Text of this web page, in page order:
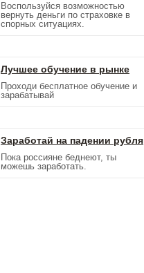
Воспользуйся возможностью
вернуть деньги по страховке в
спорных ситуациях.
Лучшее обучение в рынке
Проходи бесплатное обучение и
зарабатывай
Заработай на падении рубля
Пока россияне беднеют, ты
можешь заработать.